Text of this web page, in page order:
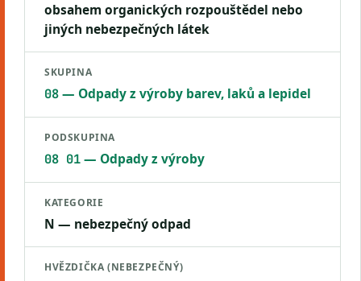
obsahem organických rozpouštědel nebo
jiných nebezpečných látek
SKUPINA
08— Odpady z výroby barev, laků a lepidel
PODSKUPINA
08 01— Odpady z výroby
KATEGORIE
N — nebezpečný odpad
HVĚZDIČKA (NEBEZPEČNÝ)